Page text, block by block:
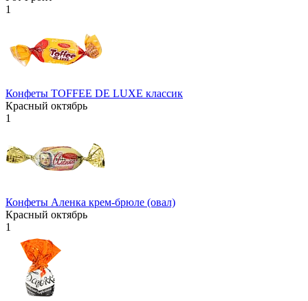
1
Конфеты TOFFEE DE LUXE классик
Красный октябрь
1
Конфеты Аленка крем-брюле (овал)
Красный октябрь
1